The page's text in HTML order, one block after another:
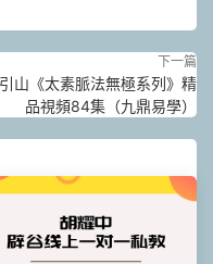
下一篇
山《太素脈法無極系列》精
品視頻84集（九鼎易學）